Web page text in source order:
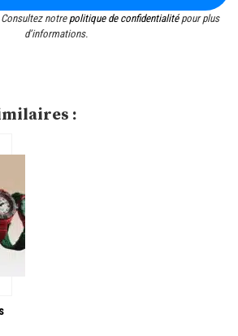
notrepolitique de confidentialitépour plus
d’informations.
: